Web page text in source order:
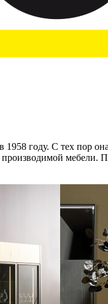
году. С тех пор
производимой